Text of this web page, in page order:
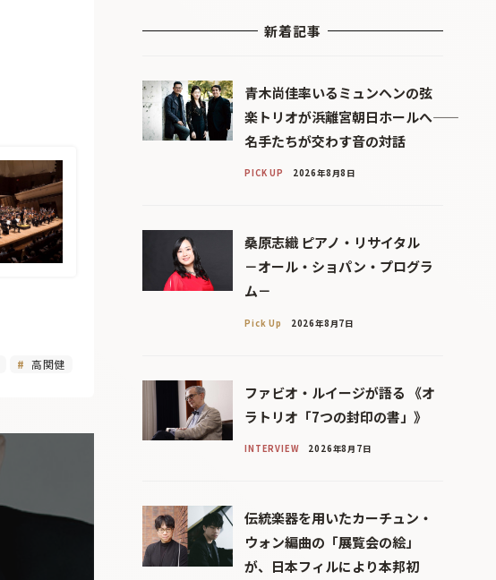
高関健
新着記事
青木尚佳率いるミュンヘンの弦
楽トリオが浜離宮朝日ホールへ――
名手たちが交わす音の対話
PICK UP 2026年8月8日
桑原志織 ピアノ・リサイタル
－オール・ショパン・プログラ
ム－
Pick Up 2026年8月7日
ファビオ・ルイージが語る 《オ
ラトリオ「7つの封印の書」》
INTERVIEW 2026年8月7日
伝統楽器を用いたカーチュン・
ウォン編曲の「展覧会の絵」
が、日本フィルにより本邦初